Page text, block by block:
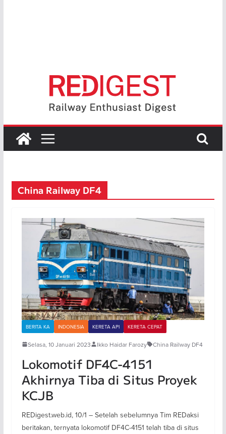
China Railway DF4
BERITA KA INDONESIA KERETA API KERETA CEPAT
Selasa, 10 Januari 2023 Ikko Haidar Farozy China Railway DF4
Lokomotif DF4C-4151
Akhirnya Tiba di Situs Proyek
KCJB
REDigest.web.id, 10/1 – Setelah sebelumnya Tim REDaksi
beritakan, ternyata lokomotif DF4C-4151 telah tiba di situs